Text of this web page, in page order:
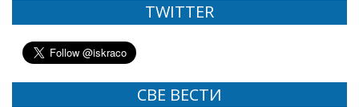
TWITTER
СВЕ ВЕСТИ